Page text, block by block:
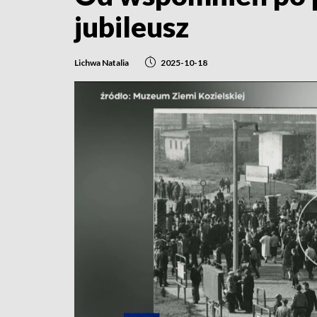
jubileusz
Lichwa Natalia 2025-10-18